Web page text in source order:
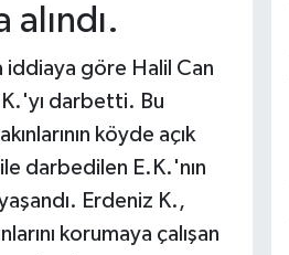
iddiaya göre Halil Can
darbetti. Bu
köyde açık
darbedilen E.K.'nın
Erdeniz K.,
korumaya çalışan